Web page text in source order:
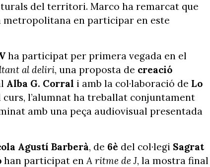
del territori. Marco ha remarcat que
metropolitana en participar en este
ha participat per primera vegada en el
al deliri, una proposta de creació
Alba G. Corral i amb la col·laboració de Lo
curs, l’alumnat ha treballat conjuntament
amb una peça audiovisual presentada
Agustí Barberà, de 6è del col·legi Sagrat
han participat enA ritme de J, la mostra final